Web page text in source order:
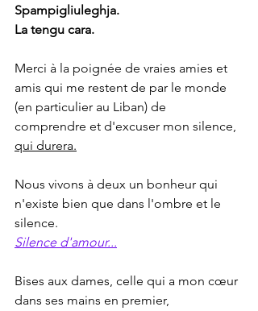
Spampigliuleghja.
La tengu cara.
Merci à la poignée de vraies amies et
amis qui me restent de par le monde
(en particulier au Liban) de
comprendre et d'excuser mon silence,
qui durera.
Nous vivons à deux un bonheur qui
n'existe bien que dans l'ombre et le
silence.
Silence d'amour...
Bises aux dames, celle qui a mon cœur
dans ses mains en premier,